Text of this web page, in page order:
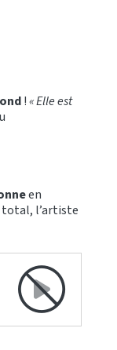
!« Elle est
en
total, l’artiste